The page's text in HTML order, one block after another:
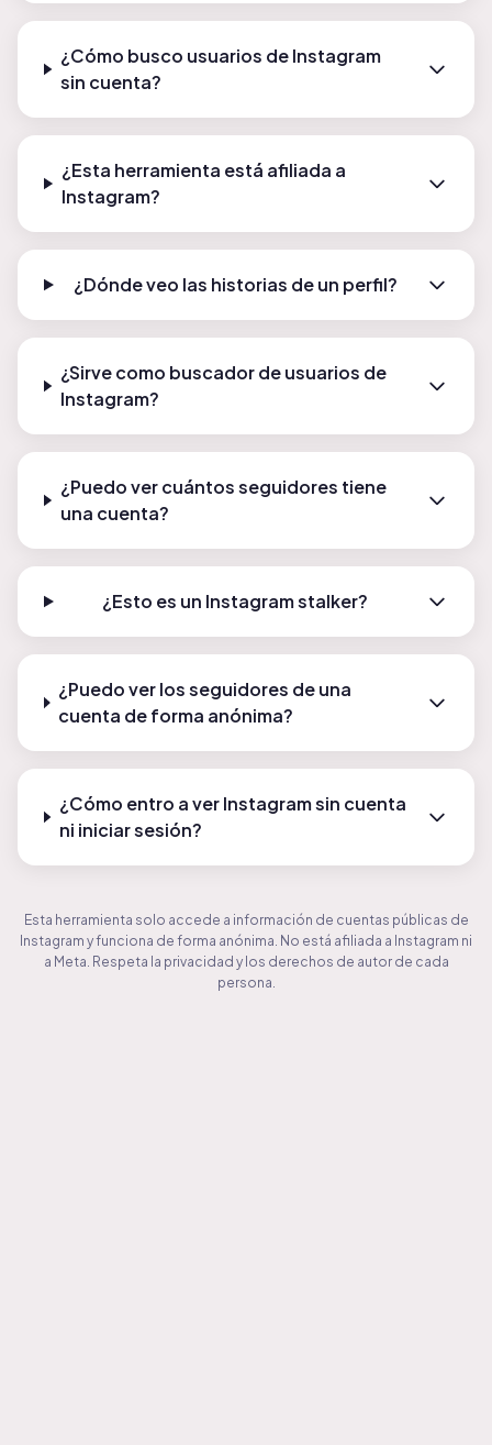
¿Cómo busco usuarios de Instagram
sin cuenta?
¿Esta herramienta está afiliada a
Instagram?
¿Dónde veo las historias de un perfil?
¿Sirve como buscador de usuarios de
Instagram?
¿Puedo ver cuántos seguidores tiene
una cuenta?
¿Esto es un Instagram stalker?
¿Puedo ver los seguidores de una
cuenta de forma anónima?
¿Cómo entro a ver Instagram sin cuenta
ni iniciar sesión?
Esta herramienta solo accede a información de cuentas públicas de
Instagram y funciona de forma anónima. No está afiliada a Instagram ni
a Meta. Respeta la privacidad y los derechos de autor de cada
persona.